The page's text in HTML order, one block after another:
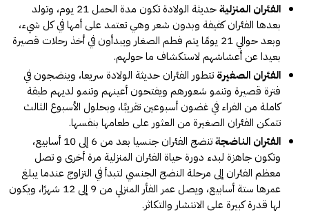
الفئران المنزلية
حديثة الولادة تكون مدة الحمل 21 يوم، وتولد
بعدها الفئران كفيفة وبدون شعر وهي تعتمد على أمها في كل شيء،
وبعد حوالي 21 يومًا يتم فطم الصغار ويبدأون في أخذ رحلات قصيرة
بعيدا عن أعشاشهم لاستكشاف ما حولهم.
الفئران الصغيرة تتطور الفئران حديثة الولادة سريعا، وينضجون في
فترة قصيرة وتنمو شعورهم ويفتحون أعينهم وتنمو لديهم طبقة
كاملة من الفراء في غضون أسبوعين تقريبًا، وبحلول الأسبوع الثالث
تتمكن الفئران الصغيرة من العثور على طعامها بنفسها.
الفئران الناضجة
تنضج الفئران جنسيا بعد من 6 إلى 10 أسابيع،
وتكون جاهزة لبدء دورة حياة الفئران المنزلية مرة أخرى و تصل
معظم الفئران إلى مرحلة النضج الجنسي لتبدأ في التزاوج عندما يبلغ
عمرها ستة أسابيع، ويصل عمر الفأر المنزلي من 9 إلى 12 شهرًا، ويكون
لها قدرة كبيرة على الانتشار والتكاثر.